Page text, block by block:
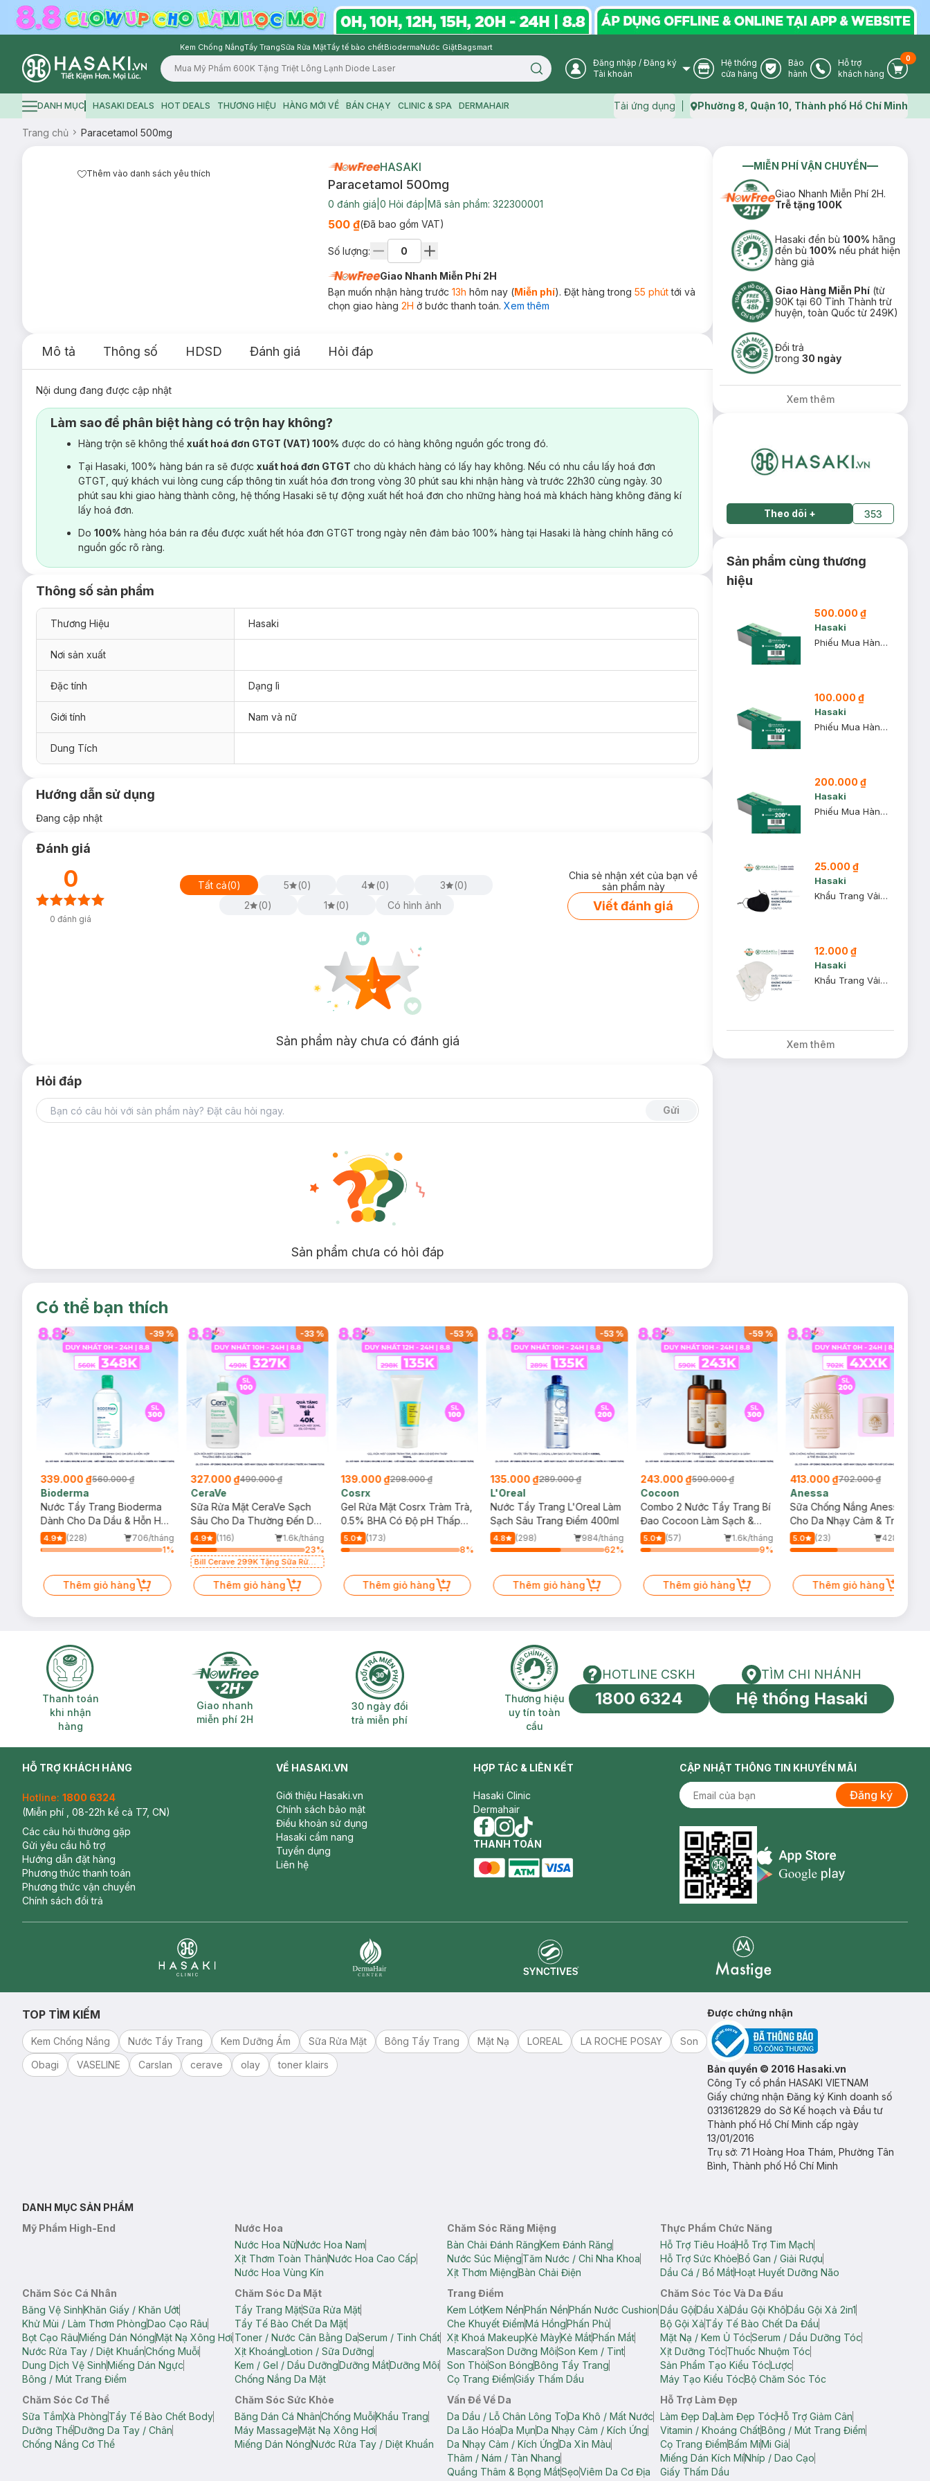
Kem Chống NắngTẩy TrangSữa Rửa MặtTẩy tế bào chếtBiodermaNước GiặtBagsmart
Logo
Search icon User Icon
Đăng nhập / Đăng ký
Tài khoản
Store Icon
Hệ thống
cửa hàng
Warranty Icon
Bảo
hành
Phone Icon
Hỗ trợ
khách hàng
Cart
0
Hamburger icon
DANH MỤC HASAKI DEALS HOT DEALS THƯƠNG HIỆU HÀNG MỚI VỀ BÁN CHẠY CLINIC & SPA DERMAHAIR Tải ứng dụng Map icon
Phường 8, Quận 10, Thành phố Hồ Chí Minh
Trang chủ Paracetamol 500mg
Thêm vào danh sách yêu thích HASAKI
Paracetamol 500mg
0 đánh giá 0 Hỏi đáp Mã sản phẩm: 322300001
500 ₫(Đã bao gồm VAT)
Số lượng:
Giao Nhanh Miễn Phí 2H
Bạn muốn nhận hàng trước 13h hôm nay (Miễn phí). Đặt hàng trong 55 phúttới và
chọn giao hàng 2H ở bước thanh toán. Xem thêm
Mô tả Thông số HDSD Đánh giá Hỏi đáp
Nội dung đang được cập nhật
Làm sao để phân biệt hàng có trộn hay không?
Hàng trộn sẽ không thể xuất hoá đơn GTGT (VAT) 100% được do có hàng không nguồn gốc trong đó.
Tại Hasaki, 100% hàng bán ra sẽ được xuất hoá đơn GTGT cho dù khách hàng có lấy hay không. Nếu có nhu cầu lấy hoá đơn
GTGT, quý khách vui lòng cung cấp thông tin xuất hóa đơn trong vòng 30 phút sau khi nhận hàng và trước 22h30 cùng ngày. 30
phút sau khi giao hàng thành công, hệ thống Hasaki sẽ tự động xuất hết hoá đơn cho những hàng hoá mà khách hàng không đăng kí
lấy hoá đơn.
Do 100% hàng hóa bán ra đều được xuất hết hóa đơn GTGT trong ngày nên đảm bảo 100% hàng tại Hasaki là hàng chính hãng có
nguồn gốc rõ ràng.
Thông số sản phẩm
Thương Hiệu Hasaki
Nơi sản xuất
Đặc tính Dạng lì
Giới tính Nam và nữ
Dung Tích
Hướng dẫn sử dụng
Đang cập nhật
Đánh giá
0
0 đánh giá
Tất cả(0) 5 (0) 4 (0) 3 (0)
2
(0) 1 (0) Có hình ảnh
Chia sẻ nhận xét của bạn về
sản phẩm này
Viết đánh giá
Sản phẩm này chưa có đánh giá
Hỏi đáp
Gửi
Sản phẩm chưa có hỏi đáp
MIỄN PHÍ VẬN CHUYỂN
Giao Nhanh Miễn Phí 2H.
Trễ tặng 100K
Hasaki đền bù100% hãng
đền bù100% nếu phát hiện
hàng giả
Giao Hàng Miễn Phí (từ
90K tại 60 Tỉnh Thành trừ
huyện, toàn Quốc từ 249K)
Đổi trả
trong30 ngày
Xem thêm
Theo dõi + 353
Sản phẩm cùng thương
hiệu
500.000 ₫
Hasaki
Phiếu Mua Hàng 500k
100.000 ₫
Hasaki
Phiếu Mua Hàng 100k
200.000 ₫
Hasaki
Phiếu Mua Hàng 200k
25.000 ₫
Hasaki
Khẩu Trang Vải Hasaki 4 Lớp Nano Bạc Kháng Khuẩn Size M 1 Cái
12.000 ₫
Hasaki
Khẩu Trang Vải Hasaki 3 Lớp Kháng Khuẩn Size M 3 Cái
Xem thêm
Có thể bạn thích
-39%
339.000 ₫560.000 ₫
Bioderma
Nước Tẩy Trang Bioderma
Dành Cho Da Dầu & Hỗn Hợp
500ml
4.9 (228)
706/tháng
1%
Thêm giỏ hàng
-33%
327.000 ₫490.000 ₫
CeraVe
Sữa Rửa Mặt CeraVe Sạch
Sâu Cho Da Thường Đến Da
Dầu 473ml
4.9 (116)
1.6k/tháng
23%
Bill Cerave 299K Tặng Sữa Rửa
Thêm giỏ hàng
-53%
139.000 ₫298.000 ₫
Cosrx
Gel Rửa Mặt Cosrx Tràm Trà,
0.5% BHA Có Độ pH Thấp
150ml
5.0
(173)
8%
Thêm giỏ hàng
-53%
135.000 ₫289.000 ₫
L'Oreal
Nước Tẩy Trang L'Oreal Làm
Sạch Sâu Trang Điểm 400ml
4.8 (298)
984/tháng
62%
Thêm giỏ hàng
-59%
243.000 ₫590.000 ₫
Cocoon
Combo 2 Nước Tẩy Trang Bí
Đao Cocoon Làm Sạch &
Giảm Dầu 500ml
5.0 (57)
1.6k/tháng
9%
Thêm giỏ hàng
413.000 ₫702.000 ₫
Anessa
Sữa Chống Nắng Anessa
Cho Da Nhạy Cảm & Trẻ Em
60ml (Mới)
5.0 (23)
428/tháng
Thêm giỏ hàng
Thanh toán khi nhận hàng
Thanh toán
khi nhận
hàng
Giao nhanh miễn phí 2H
Giao nhanh
miễn phí 2H
30 ngày đổi trả miễn phí
30 ngày đổi
trả miễn phí
Thương hiệu uy tín toàn cầu
Thương hiệu
uy tín toàn
cầu
HOTLINE CSKH
HOTLINE CSKH
1800 6324
Tìm chi nhánh
TÌM CHI NHÁNH
Hệ thống Hasaki
HỖ TRỢ KHÁCH HÀNG
Hotline: 1800 6324
(Miễn phí , 08-22h kể cả T7, CN)
Các câu hỏi thường gặp
Gửi yêu cầu hỗ trợ
Hướng dẫn đặt hàng
Phương thức thanh toán
Phương thức vận chuyển
Chính sách đổi trả
VỀ HASAKI.VN
Giới thiệu Hasaki.vn
Chính sách bảo mật
Điều khoản sử dụng
Hasaki cẩm nang
Tuyển dụng
Liên hệ
HỢP TÁC & LIÊN KẾT
Hasaki Clinic
Dermahair
facebook
instagram
tiktok
THANH TOÁN
CẬP NHẬT THÔNG TIN KHUYẾN MÃI
Đăng ký
Appstore icon
TOP TÌM KIẾM
Kem Chống Nắng Nước Tẩy Trang Kem Dưỡng Ẩm Sữa Rửa Mặt Bông Tẩy Trang Mặt Nạ LOREAL LA ROCHE POSAY
Son
Obagi
VASELINE Carslan cerave olay toner klairs
Được chứng nhận
Bản quyền © 2016 Hasaki.vn
Công Ty cổ phần HASAKI VIETNAM
Giấy chứng nhận Đăng ký Kinh doanh số
0313612829 do Sở Kế hoạch và Đầu tư
Thành phố Hồ Chí Minh cấp ngày
13/01/2016
Trụ sở: 71 Hoàng Hoa Thám, Phường Tân
Bình, Thành phố Hồ Chí Minh
DANH MỤC SẢN PHẨM
Mỹ Phẩm High-End
Nước Hoa
Nước Hoa NữNước Hoa Nam
Xịt Thơm Toàn ThânNước Hoa Cao Cấp
Nước Hoa Vùng Kín
Chăm Sóc Răng Miệng
Bàn Chải Đánh RăngKem Đánh Răng
Nước Súc MiệngTăm Nước / Chỉ Nha Khoa
Xịt Thơm MiệngBàn Chải Điện
Thực Phẩm Chức Năng
Hỗ Trợ Tiêu HoáHỗ Trợ Tim Mạch
Hỗ Trợ Sức KhỏeBổ Gan / Giải Rượu
Dầu Cá / Bổ MắtHoạt Huyết Dưỡng Não
Chăm Sóc Cá Nhân
Băng Vệ SinhKhăn Giấy / Khăn Ướt
Khử Mùi / Làm Thơm PhòngDao Cạo Râu
Bọt Cạo RâuMiếng Dán NóngMặt Nạ Xông Hơi
Nước Rửa Tay / Diệt KhuẩnChống Muỗi
Dung Dịch Vệ SinhMiếng Dán Ngực
Bông / Mút Trang Điểm
Chăm Sóc Da Mặt
Tẩy Trang MặtSữa Rửa Mặt
Tẩy Tế Bào Chết Da Mặt
Toner / Nước Cân Bằng DaSerum / Tinh Chất
Xịt KhoángLotion / Sữa Dưỡng
Kem / Gel / Dầu DưỡngDưỡng MắtDưỡng Môi
Chống Nắng Da Mặt
Trang Điểm
Kem LótKem NềnPhấn NềnPhấn Nước Cushion
Che Khuyết ĐiểmMá HồngPhấn Phủ
Xịt Khoá MakeupKẻ MàyKẻ MắtPhấn Mắt
MascaraSon Dưỡng MôiSon Kem / Tint
Son ThỏiSon BóngBông Tẩy Trang
Cọ Trang ĐiểmGiấy Thấm Dầu
Chăm Sóc Tóc Và Da Đầu
Dầu GộiDầu XảDầu Gội KhôDầu Gội Xả 2in1
Bộ Gội XảTẩy Tế Bào Chết Da Đầu
Mặt Nạ / Kem Ủ TócSerum / Dầu Dưỡng Tóc
Xịt Dưỡng TócThuốc Nhuộm Tóc
Sản Phẩm Tạo Kiểu TócLược
Máy Tạo Kiểu TócBộ Chăm Sóc Tóc
Chăm Sóc Cơ Thể
Sữa TắmXà PhòngTẩy Tế Bào Chết Body
Dưỡng ThểDưỡng Da Tay / Chân
Chống Nắng Cơ Thể
Chăm Sóc Sức Khỏe
Băng Dán Cá NhânChống MuỗiKhẩu Trang
Máy MassageMặt Nạ Xông Hơi
Miếng Dán NóngNước Rửa Tay / Diệt Khuẩn
Vấn Đề Về Da
Da Dầu / Lỗ Chân Lông ToDa Khô / Mất Nước
Da Lão HóaDa MụnDa Nhạy Cảm / Kích Ứng
Da Nhạy Cảm / Kích ỨngDa Xỉn Màu
Thâm / Nám / Tàn Nhang
Quầng Thâm & Bọng MắtSẹoViêm Da Cơ Địa
Hỗ Trợ Làm Đẹp
Làm Đẹp DaLàm Đẹp TócHỗ Trợ Giảm Cân
Vitamin / Khoáng ChấtBông / Mút Trang Điểm
Cọ Trang ĐiểmBấm MiMi Giả
Miếng Dán Kích MíNhíp / Dao Cạo
Giấy Thấm Dầu